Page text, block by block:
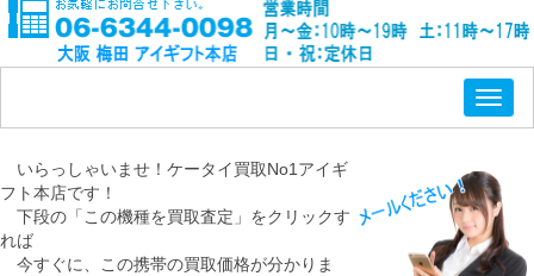
いらっしゃいませ！ケータイ買取No1アイギ
フト本店です！
下段の「この機種を買取査定」をクリックす
れば
今すぐに、この携帯の買取価格が分かりま